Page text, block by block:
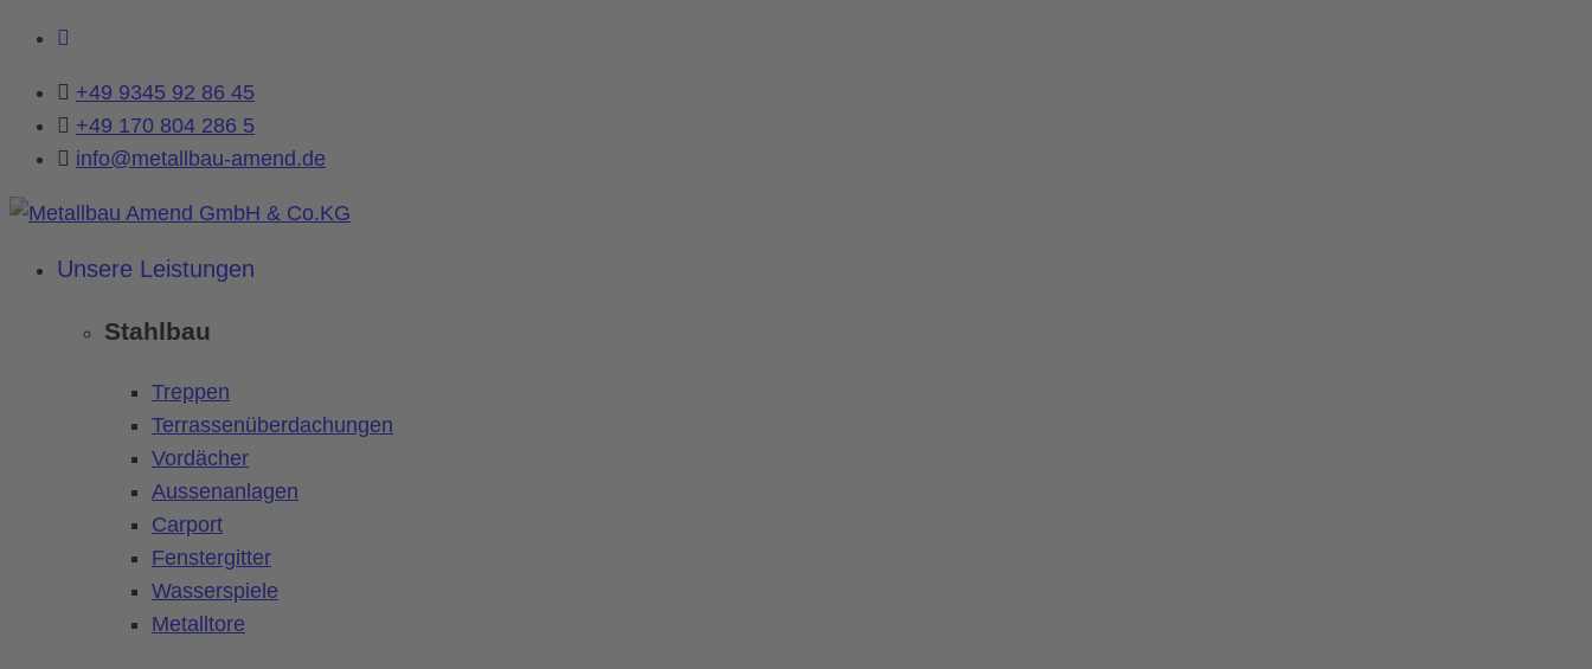
+49 9345 92 86 45
+49 170 804 286 5
info@metallbau-amend.de
Unsere Leistungen
Stahlbau
Treppen
Terrassenüberdachungen
Vordächer
Aussenanlagen
Carport
Fenstergitter
Wasserspiele
Metalltore